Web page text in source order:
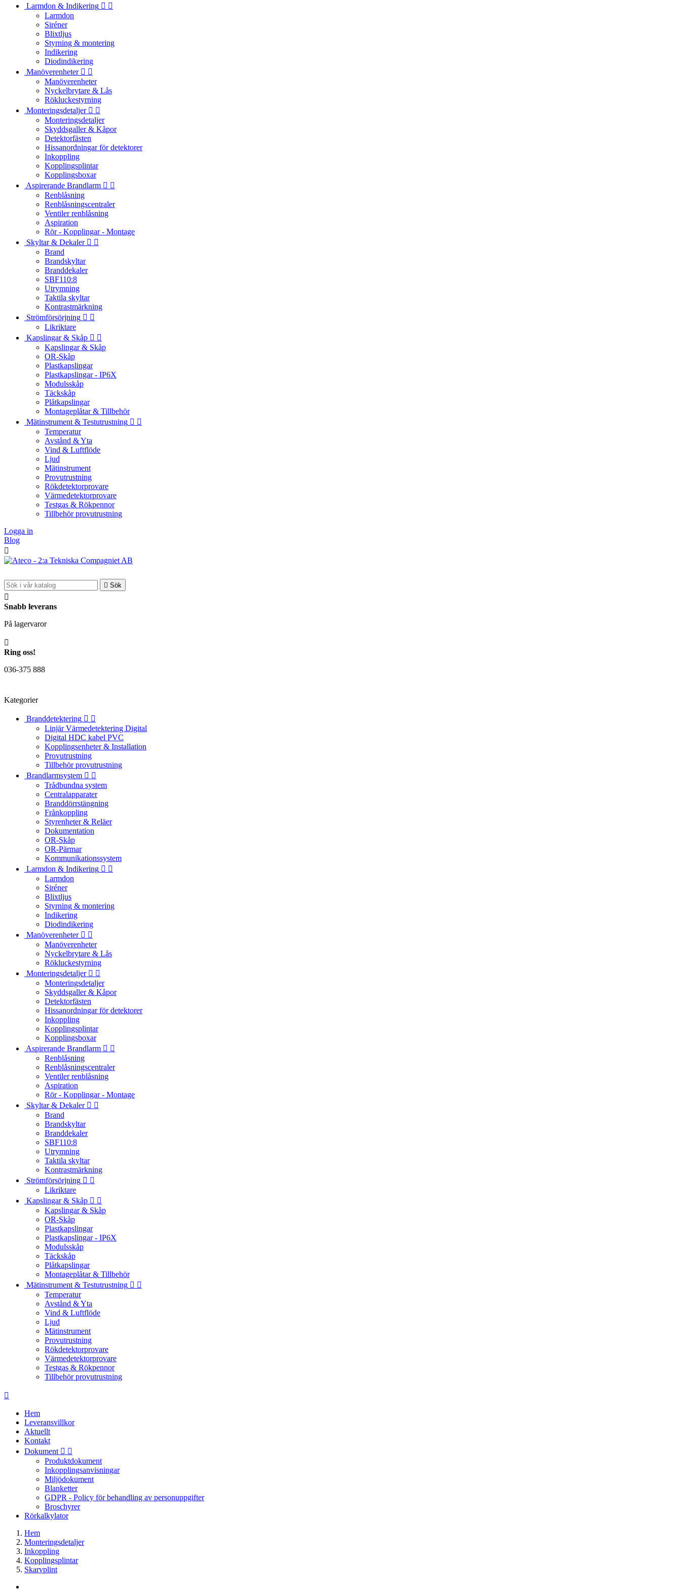
Larmdon & Indikering  
Larmdon
Siréner
Blixtljus
Styrning & montering
Indikering
Diodindikering
Manöverenheter  
Manöverenheter
Nyckelbrytare & Lås
Rökluckestyrning
Monteringsdetaljer  
Monteringsdetaljer
Skyddsgaller & Kåpor
Detektorfästen
Hissanordningar för detektorer
Inkoppling
Kopplingsplintar
Kopplingsboxar
Aspirerande Brandlarm  
Renblåsning
Renblåsningscentraler
Ventiler renblåsning
Aspiration
Rör - Kopplingar - Montage
Skyltar & Dekaler  
Brand
Brandskyltar
Branddekaler
SBF110:8
Utrymning
Taktila skyltar
Kontrastmärkning
Strömförsörjning  
Likriktare
Kapslingar & Skåp  
Kapslingar & Skåp
OR-Skåp
Plastkapslingar
Plastkapslingar - IP6X
Modulsskåp
Täckskåp
Plåtkapslingar
Montageplåtar & Tillbehör
Mätinstrument & Testutrustning  
Temperatur
Avstånd & Yta
Vind & Luftflöde
Ljud
Mätinstrument
Provutrustning
Rökdetektorprovare
Värmedetektorprovare
Testgas & Rökpennor
Tillbehör provutrustning
Logga in
Blog

 Sök

Snabb leverans
På lagervaror

Ring oss!
036-375 888
Kategorier
Branddetektering  
Linjär Värmedetektering Digital
Digital HDC kabel PVC
Kopplingsenheter & Installation
Provutrustning
Tillbehör provutrustning
Brandlarmsystem  
Trådbundna system
Centralapparater
Branddörrstängning
Frånkoppling
Styrenheter & Reläer
Dokumentation
OR-Skåp
OR-Pärmar
Kommunikationssystem
Larmdon & Indikering  
Larmdon
Siréner
Blixtljus
Styrning & montering
Indikering
Diodindikering
Manöverenheter  
Manöverenheter
Nyckelbrytare & Lås
Rökluckestyrning
Monteringsdetaljer  
Monteringsdetaljer
Skyddsgaller & Kåpor
Detektorfästen
Hissanordningar för detektorer
Inkoppling
Kopplingsplintar
Kopplingsboxar
Aspirerande Brandlarm  
Renblåsning
Renblåsningscentraler
Ventiler renblåsning
Aspiration
Rör - Kopplingar - Montage
Skyltar & Dekaler  
Brand
Brandskyltar
Branddekaler
SBF110:8
Utrymning
Taktila skyltar
Kontrastmärkning
Strömförsörjning  
Likriktare
Kapslingar & Skåp  
Kapslingar & Skåp
OR-Skåp
Plastkapslingar
Plastkapslingar - IP6X
Modulsskåp
Täckskåp
Plåtkapslingar
Montageplåtar & Tillbehör
Mätinstrument & Testutrustning  
Temperatur
Avstånd & Yta
Vind & Luftflöde
Ljud
Mätinstrument
Provutrustning
Rökdetektorprovare
Värmedetektorprovare
Testgas & Rökpennor
Tillbehör provutrustning

Hem
Leveransvillkor
Aktuellt
Kontakt
Dokument  
Produktdokument
Inkopplingsanvisningar
Miljödokument
Blanketter
GDPR - Policy för behandling av personuppgifter
Broschyrer
Rörkalkylator
Hem
Monteringsdetaljer
Inkoppling
Kopplingsplintar
Skarvplint